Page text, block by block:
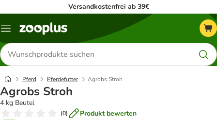
Versandkostenfrei ab 39€
Menü
Produkte
suchen
Pferd Pferdefutter Agrobs Stroh
Agrobs Stroh
4 kg Beutel
(0) Produkt bewerten